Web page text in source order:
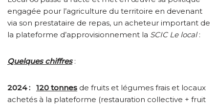
engagée pour l’agriculture du territoire en devenant
via son prestataire de repas, un acheteur important de
la plateforme d’approvisionnement la SCIC Le local:
Quelques chiffres:
2024 : 120 tonnes de fruits et légumes frais et locaux
achetés à la plateforme (restauration collective + fruit